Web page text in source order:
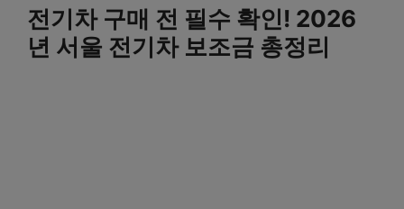
전기차 구매 전 필수 확인! 2026
년 서울 전기차 보조금 총정리